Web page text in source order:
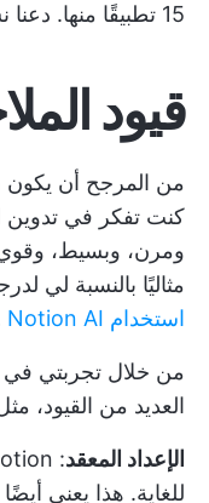
15 تطبيقًا منها. دعنا نستكشفها جميعًا.
قيود
كنت تفكر في تدوين
ومرن، وبسيط،
مثاليًا بالنسبة لي
استخدام Notion AI
العديد من القيود،
الإعداد المعقد
للغاية. هذا يعني